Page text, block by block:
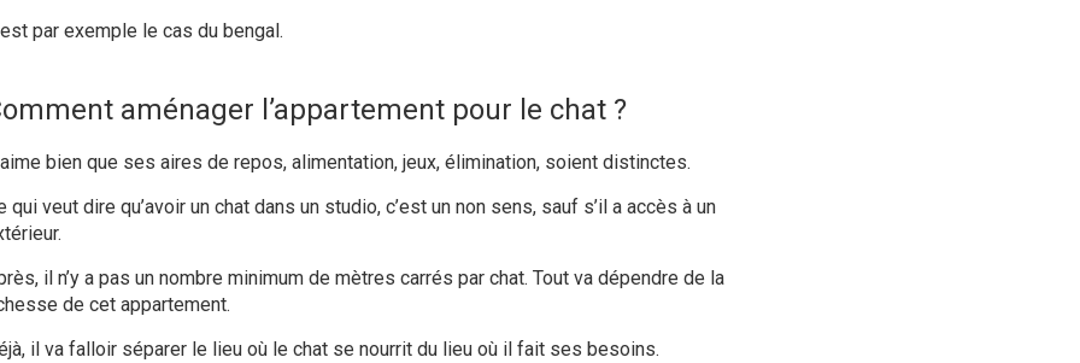
par exemple le cas du bengal.
aménager l’appartement pour le chat ?
bien que ses aires de repos, alimentation, jeux, élimination, soient distinctes.
qui veut dire qu’avoir un chat dans un studio, c’est un non sens, sauf s’il a accès à un
il n’y a pas un nombre minimum de mètres carrés par chat. Tout va dépendre de la
de cet appartement.
il va falloir séparer le lieu où le chat se nourrit du lieu où il fait ses besoins.